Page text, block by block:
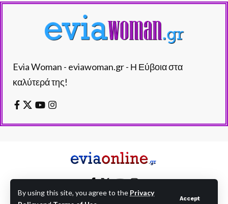
By using this site, you agree to the Privacy
Accept
Evia Woman - eviawoman.gr - Η Εύβοια στα
καλύτερά της!